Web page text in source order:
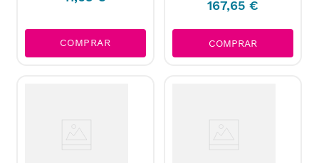
COMPRAR
167,65 €
COMPRAR